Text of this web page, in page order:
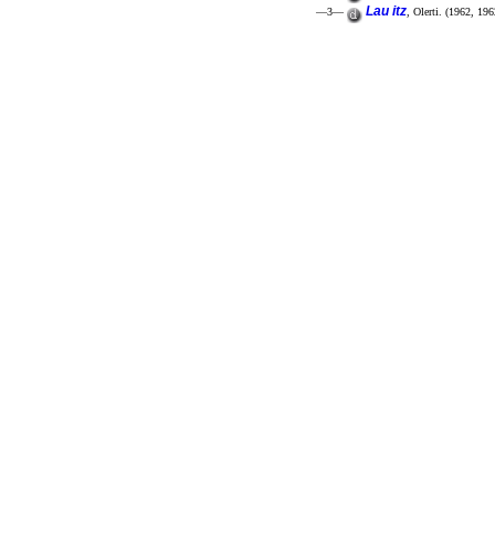
—3—
Lau itz, Olerti. (1962,